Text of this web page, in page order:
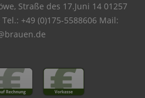
Straße des 17.Juni 14 01257
+49 (0)175-5588606 Mail: